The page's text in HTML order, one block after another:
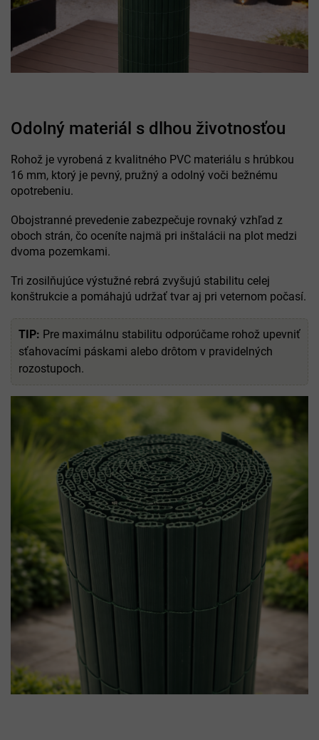
Odolný materiál s dlhou životnosťou
Rohož je vyrobená z kvalitného PVC materiálu s hrúbkou
16 mm, ktorý je pevný, pružný a odolný voči bežnému
opotrebeniu.
Obojstranné prevedenie zabezpečuje rovnaký vzhľad z
oboch strán, čo oceníte najmä pri inštalácii na plot medzi
dvoma pozemkami.
Tri zosilňujúce výstužné rebrá zvyšujú stabilitu celej
konštrukcie a pomáhajú udržať tvar aj pri veternom počasí.
TIP: Pre maximálnu stabilitu odporúčame rohož upevniť
sťahovacími páskami alebo drôtom v pravidelných
rozostupoch.